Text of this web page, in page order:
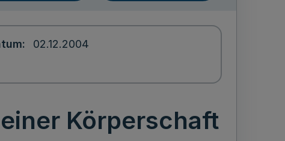
02.12.2004
Körperschaft